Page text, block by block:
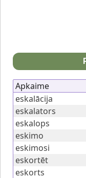
Apkaime
eskalācija
eskalators
eskalops
eskimo
eskimosi
eskortēt
eskorts